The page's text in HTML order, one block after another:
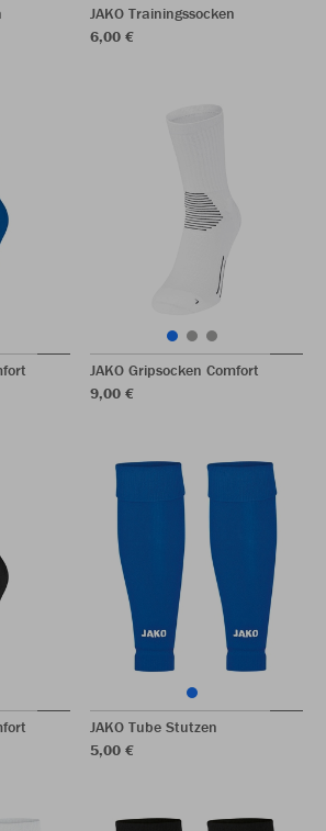
JAKO Trainingssocken
6,00 €
JAKO Gripsocken Comfort
9,00 €
JAKO Tube Stutzen
5,00 €